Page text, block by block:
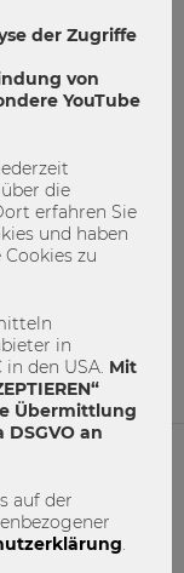
lernen
Pomodorotechnik
der Zugriffe
von
YouTube
die
erfahren Sie
und haben
zu
in
den USA. Mit
Übermittlung
an
auf der